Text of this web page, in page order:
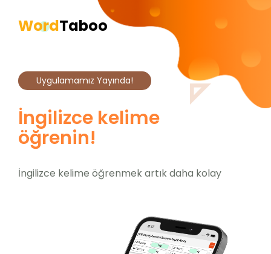
WordTaboo
Uygulamamız Yayında!
İngilizce kelime
öğrenin!
İngilizce kelime öğrenmek artık daha kolay